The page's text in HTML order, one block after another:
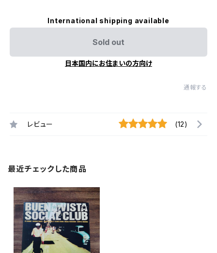
International shipping available
Sold out
日本国内にお住まいの方向け
通報する
レビュー (12)
最近チェックした商品